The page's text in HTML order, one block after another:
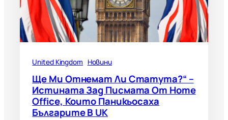
United Kingdom Новини
Ще Ми Отнемат Ли Статута?“ –
Истината Зад Писмата От Home
Office, Които Паникьосаха
Българите В UK